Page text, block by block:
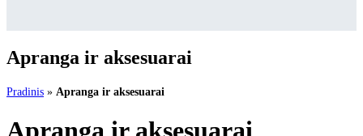
Apranga ir aksesuarai
Pradinis » Apranga ir aksesuarai